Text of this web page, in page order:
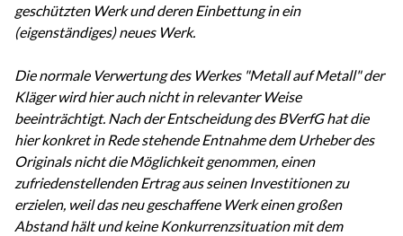
geschützten Werk und deren Einbettung in ein
(eigenständiges) neues Werk.
Die normale Verwertung des Werkes "Metall auf Metall" der
Kläger wird hier auch nicht in relevanter Weise
beeinträchtigt. Nach der Entscheidung des BVerfG hat die
hier konkret in Rede stehende Entnahme dem Urheber des
Originals nicht die Möglichkeit genommen, einen
zufriedenstellenden Ertrag aus seinen Investitionen zu
erzielen, weil das neu geschaffene Werk einen großen
Abstand hält und keine Konkurrenzsituation mit dem